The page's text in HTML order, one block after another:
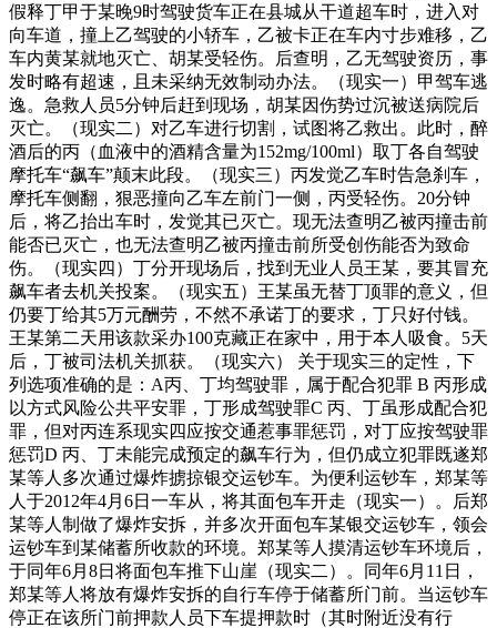
假释丁甲于某晚9时驾驶货车正在县城从干道超车时，进入对
向车道，撞上乙驾驶的小轿车，乙被卡正在车内寸步难移，乙
车内黄某就地灭亡、胡某受轻伤。后查明，乙无驾驶资历，事
发时略有超速，且未采纳无效制动办法。（现实一）甲驾车逃
逸。急救人员5分钟后赶到现场，胡某因伤势过沉被送病院后
灭亡。（现实二）对乙车进行切割，试图将乙救出。此时，醉
酒后的丙（血液中的酒精含量为152mg/100ml）取丁各自驾驶
摩托车“飙车”颠末此段。（现实三）丙发觉乙车时告急刹车，
摩托车侧翻，狠恶撞向乙车左前门一侧，丙受轻伤。20分钟
后，将乙抬出车时，发觉其已灭亡。现无法查明乙被丙撞击前
能否已灭亡，也无法查明乙被丙撞击前所受创伤能否为致命
伤。（现实四）丁分开现场后，找到无业人员王某，要其冒充
飙车者去机关投案。（现实五）王某虽无替丁顶罪的意义，但
仍要丁给其5万元酬劳，不然不承诺丁的要求，丁只好付钱。
王某第二天用该款采办100克藏正在家中，用于本人吸食。5天
后，丁被司法机关抓获。（现实六） 关于现实三的定性，下
列选项准确的是：A丙、丁均驾驶罪，属于配合犯罪 B 丙形成
以方式风险公共平安罪，丁形成驾驶罪C 丙、丁虽形成配合犯
罪，但对丙连系现实四应按交通惹事罪惩罚，对丁应按驾驶罪
惩罚D 丙、丁未能完成预定的飙车行为，但仍成立犯罪既遂郑
某等人多次通过爆炸掳掠银交运钞车。为便利运钞车，郑某等
人于2012年4月6日一车从，将其面包车开走（现实一）。后郑
某等人制做了爆炸安拆，并多次开面包车某银交运钞车，领会
运钞车到某储蓄所收款的环境。郑某等人摸清运钞车环境后，
于同年6月8日将面包车推下山崖（现实二）。同年6月11日，
郑某等人将放有爆炸安拆的自行车停于储蓄所门前。当运钞车
停正在该所门前押款人员下车提押款时（其时附近没有行